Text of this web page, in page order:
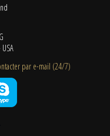
par e-mail (24/7)